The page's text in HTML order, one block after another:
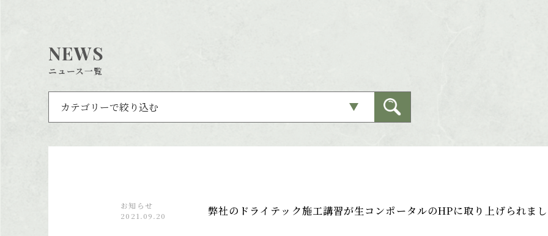
NEWS
ニュース一覧
お知らせ
2021.09.20
弊社のドライテック施工講習が生コンポータルのHPに取り上げられま